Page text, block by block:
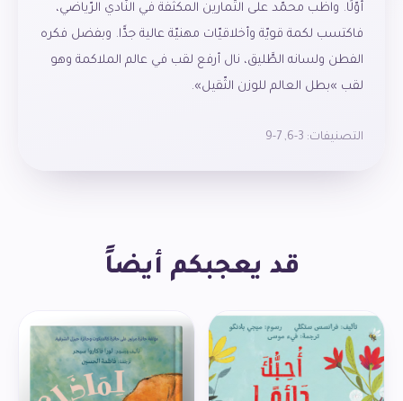
أوّلًا. واظب محمّد على التّمارين المكثّفة في النّادي الرّياضي،
فاكتسب لكمة قويّة وأخلاقيّات مهنيّة عالية جدًّا. وبفضل فكره
الفطن ولسانه الطَّليق، نال أرفع لقب في عالم الملاكمة وهو
لقب »بطل العالم للوزن الثّقيل».
التصنيفات: 3-6
,
7-9
قد يعجبكم أيضاً